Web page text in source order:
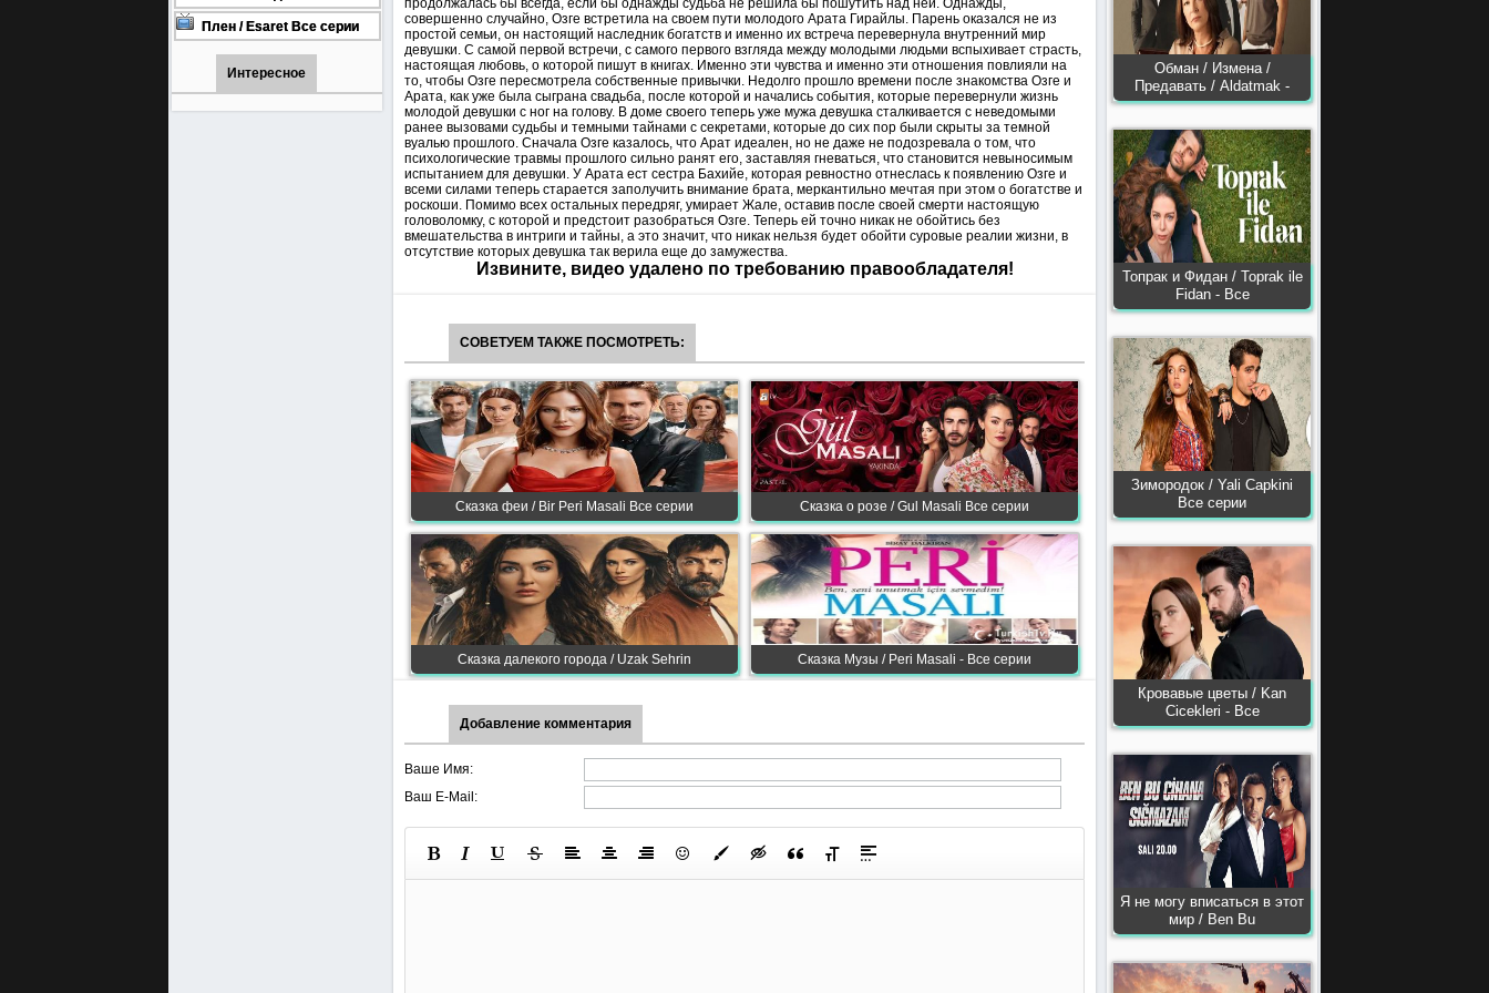
онлайн бесплатно
1001 (Турецкий сериал Все
серии) 1-90 серия
Плен / Esaret Все серии
турецкий сериал смотреть
онлайн на русском языке
Интересное
Обман / Измена /
Предавать / Aldatmak -
Топрак и Фидан / Toprak ile
Fidan - Все
Зимородок / Yali Capkini
Все серии
Кровавые цветы / Kan
Сiсekleri - Все
Я не могу вписаться в этот
мир / Ben Bu
продолжалась бы всегда, если бы однажды судьба не решила бы пошутить над ней. Однажды,
совершенно случайно, Озге встретила на своем пути молодого Арата Гирайлы. Парень оказался не из
простой семьи, он настоящий наследник богатств и именно их встреча перевернула внутренний мир
девушки. С самой первой встречи, с самого первого взгляда между молодыми людьми вспыхивает страсть,
настоящая любовь, о которой пишут в книгах. Именно эти чувства и именно эти отношения повлияли на
то, чтобы Озге пересмотрела собственные привычки. Недолго прошло времени после знакомства Озге и
Арата, как уже была сыграна свадьба, после которой и начались события, которые перевернули жизнь
молодой девушки с ног на голову. В доме своего теперь уже мужа девушка сталкивается с неведомыми
ранее вызовами судьбы и темными тайнами с секретами, которые до сих пор были скрыты за темной
вуалью прошлого. Сначала Озге казалось, что Арат идеален, но не даже не подозревала о том, что
психологические травмы прошлого сильно ранят его, заставляя гневаться, что становится невыносимым
испытанием для девушки. У Арата ест сестра Бахийе, которая ревностно отнеслась к появлению Озге и
всеми силами теперь старается заполучить внимание брата, меркантильно мечтая при этом о богатстве и
роскоши. Помимо всех остальных передряг, умирает Жале, оставив после своей смерти настоящую
головоломку, с которой и предстоит разобраться Озге. Теперь ей точно никак не обойтись без
вмешательства в интриги и тайны, а это значит, что никак нельзя будет обойти суровые реалии жизни, в
отсутствие которых девушка так верила еще до замужества.
Извините, видео удалено по требованию правообладателя!
СОВЕТУЕМ ТАКЖЕ ПОСМОТРЕТЬ:
Сказка феи / Bir Peri Masali Все серии Сказка о розе / Gul Masali Все серии
Сказка далекого города / Uzak Sehrin Сказка Музы / Peri Masali - Все серии
Добавление комментария
Ваше Имя:
Ваш E-Mail: